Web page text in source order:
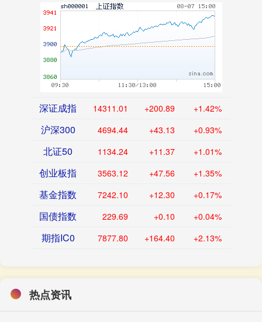
深证成指 14311.01 +200.89 +1.42%
沪深300 4694.44 +43.13 +0.93%
北证50 1134.24 +11.37 +1.01%
创业板指 3563.12 +47.56 +1.35%
基金指数 7242.10 +12.30 +0.17%
国债指数 229.69 +0.10 +0.04%
期指IC0 7877.80 +164.40 +2.13%
热点资讯